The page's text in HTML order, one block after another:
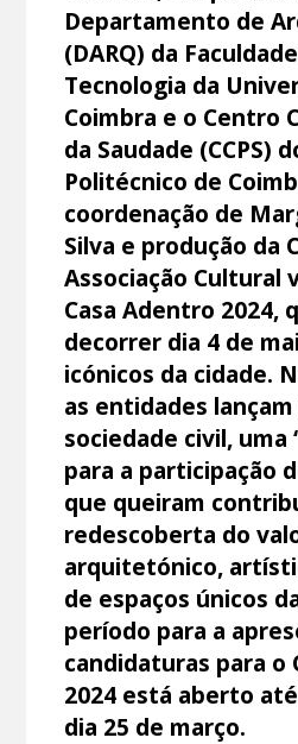
Departamento de
(DARQ) da
Tecnologia da
Coimbra e o Centro
da Saudade (CCPS)
Politécnico de
coordenação de
Silva e produção da
Associação Cultural
Casa Adentro 2024,
decorrer dia 4 de
icónicos da cidade.
as entidades
sociedade civil, uma
para a participação
que queiram
redescoberta do
arquitetónico,
de espaços únicos
período para a
candidaturas para o
2024 está aberto
dia 25 de março.